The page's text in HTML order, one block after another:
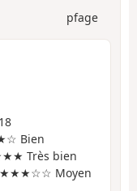
pfage
Bien
Très bien
Moyen